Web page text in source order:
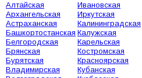
Алтайская
Архангельская
Астраханская
Башкортостанская
Белгородская
Брянская
Бурятская
Владимирская
Ивановская
Иркутская
Калининградская
Калужская
Карельская
Костромская
Красноярская
Кубанская